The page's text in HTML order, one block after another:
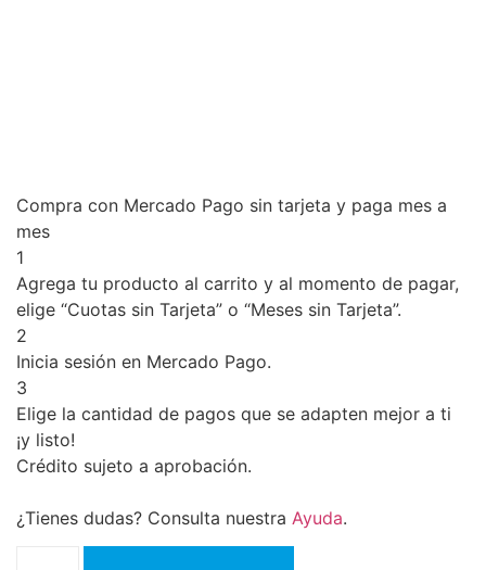
Compra con Mercado Pago sin tarjeta y paga mes a
mes
1
Agrega tu producto al carrito y al momento de pagar,
elige “Cuotas sin Tarjeta” o “Meses sin Tarjeta”.
2
Inicia sesión en Mercado Pago.
3
Elige la cantidad de pagos que se adapten mejor a ti
¡y listo!
Crédito sujeto a aprobación.
¿Tienes dudas? Consulta nuestra Ayuda.